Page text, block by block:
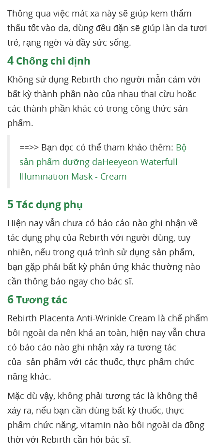
Thông qua việc mát xa này sẽ giúp kem thẩm
thấu tốt vào da, dùng đều đặn sẽ giúp làn da tươi
trẻ, rạng ngời và đầy sức sống.
4 Chống chỉ định
Không sử dụng Rebirth cho người mẫn cảm với
bất kỳ thành phần nào của nhau thai cừu hoăc
các thành phần khác có trong công thức sản
phẩm.
==>> Bạn đọc có thể tham khảo thêm: Bộ
sản phẩm dưỡng daHeeyeon Waterfull
Illumination Mask - Cream
5 Tác dụng phụ
Hiện nay vẫn chưa có báo cáo nào ghi nhận về
tác dụng phụ của Rebirth với người dùng, tuy
nhiên, nếu trong quá trình sử dụng sản phẩm,
bạn gặp phải bất kỳ phản ứng khác thường nào
cần thông báo ngay cho bác sĩ.
6Tương tác
Rebirth Placenta Anti-Wrinkle Cream là chế phẩm
bôi ngoài da nên khá an toàn, hiện nay vẫn chưa
có báo cáo nào ghi nhận xảy ra tương tác
của sản phẩm với các thuốc, thực phẩm chức
năng khác.
Mặc dù vậy, không phải tương tác là không thể
xảy ra, nếu bạn cần dùng bất kỳ thuốc, thực
phẩm chức năng, vitamin nào bôi ngoài da đồng
thời với Rebirth cần hỏi bác sĩ.